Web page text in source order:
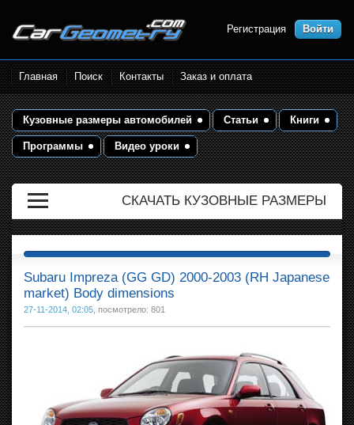
Размеры кузова автомобилей.
Контрольные точки и кузовные
размеры. Геометрия кузова
Регистрация Войти
Главная Поиск Контакты Заказ и оплата
Кузовные размеры автомобилей Статьи Книги
Программы Видео уроки
СКАЧАТЬ КУЗОВНЫЕ РАЗМЕРЫ
Subaru Impreza (GG GD) 2000-2003 (RH Japanese
market) Body dimensions
27-11-2014, 02:05 , посмотрело: 801